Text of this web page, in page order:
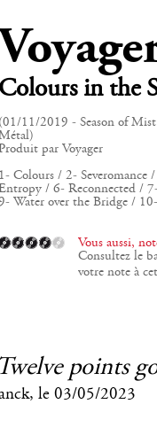
in the
11/2019 - Season of
par Voyager
Colours / 2-
/ 6- Reconnected /
Water over the Bridge /
Vous aussi,
Consultez le
votre note à
points
, le 03/05/2023